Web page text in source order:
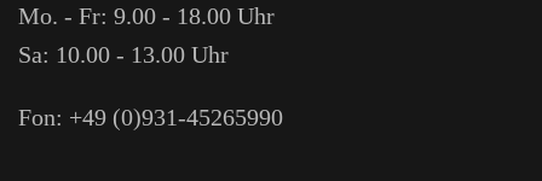
Mo. - Fr: 9.00 - 18.00 Uhr
Sa: 10.00 - 13.00 Uhr
Fon: +49 (0)931-45265990